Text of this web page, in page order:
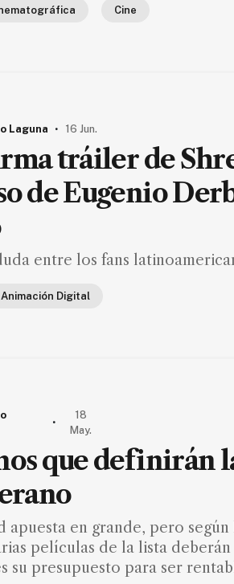
Cine
Laguna . 16 Jun.
tráiler de
de Eugenio
entre los fans
Animación Digital
.
18
May.
que definirán
apuesta en grande, pero
películas de la lista
su presupuesto para ser